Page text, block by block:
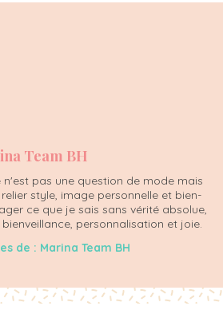
Team BH
n'est pas une question de mode mais
style, image personnelle et bien-
ce que je sais sans vérité absolue,
personnalisation et joie.
de : Marina Team BH